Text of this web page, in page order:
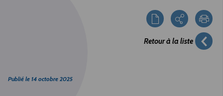
Retour à la liste
Publié le 14 octobre 2025